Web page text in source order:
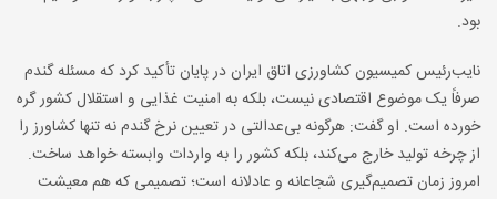
بود.
نایب‌رئیس کمیسیون کشاورزی اتاق ایران در پایان تأکید کرد که مسئله گندم
صرفاً یک موضوع اقتصادی نیست، بلکه به امنیت غذایی و استقلال کشور گره
خورده است. او گفت: هرگونه بی‌عدالتی در تعیین نرخ گندم نه تنها کشاورز را
از چرخه تولید خارج می‌کند، بلکه کشور را به واردات وابسته خواهد ساخت.
امروز زمان تصمیم‌گیری شجاعانه و عادلانه است؛ تصمیمی که هم معیشت